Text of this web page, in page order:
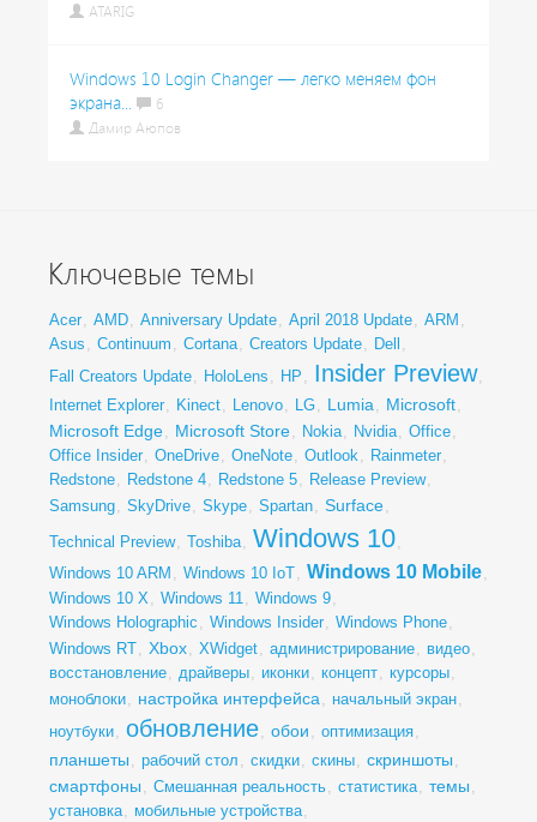
ATARIG
Windows 10 Login Changer — легко меняем фон
экрана...
6
Дамир Аюпов
Ключевые темы
Acer, AMD, Anniversary Update, April 2018 Update, ARM ,
Asus , Continuum , Cortana, Creators Update, Dell ,
Fall Creators Update, HoloLens , HP , Insider Preview,
Internet Explorer, Kinect, Lenovo, LG, Lumia, Microsoft,
Microsoft Edge, Microsoft Store, Nokia, Nvidia, Office,
Office Insider, OneDrive, OneNote, Outlook, Rainmeter,
Redstone, Redstone 4, Redstone 5, Release Preview,
Samsung, SkyDrive, Skype, Spartan, Surface,
Technical Preview, Toshiba, Windows 10,
Windows 10 ARM , Windows 10 IoT, Windows 10 Mobile,
Windows 10 X, Windows 11, Windows 9,
Windows Holographic , Windows Insider, Windows Phone,
Windows RT, Xbox, XWidget, администрирование, видео,
восстановление, драйверы, иконки, концепт, курсоры,
моноблоки, настройка интерфейса, начальный экран,
ноутбуки, обновление, обои , оптимизация,
планшеты , рабочий стол , скидки, скины, скриншоты ,
смартфоны , Смешанная реальность, статистика, темы ,
установка, мобильные устройства,